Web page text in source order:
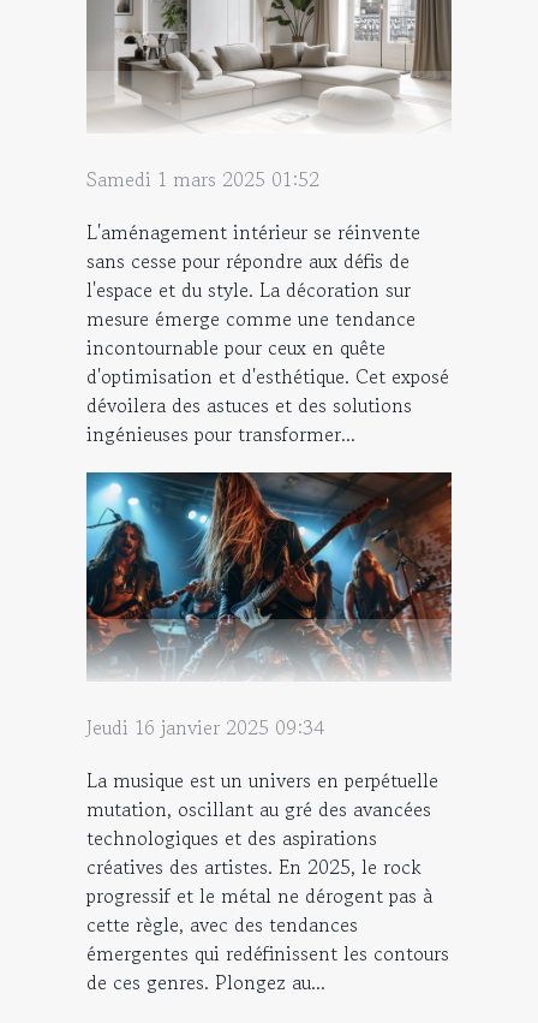
Samedi 1 mars 2025 01:52
L'aménagement intérieur se réinvente
sans cesse pour répondre aux défis de
l'espace et du style. La décoration sur
mesure émerge comme une tendance
incontournable pour ceux en quête
d'optimisation et d'esthétique. Cet exposé
dévoilera des astuces et des solutions
ingénieuses pour transformer...
Jeudi 16 janvier 2025 09:34
La musique est un univers en perpétuelle
mutation, oscillant au gré des avancées
technologiques et des aspirations
créatives des artistes. En 2025, le rock
progressif et le métal ne dérogent pas à
cette règle, avec des tendances
émergentes qui redéfinissent les contours
de ces genres. Plongez au...